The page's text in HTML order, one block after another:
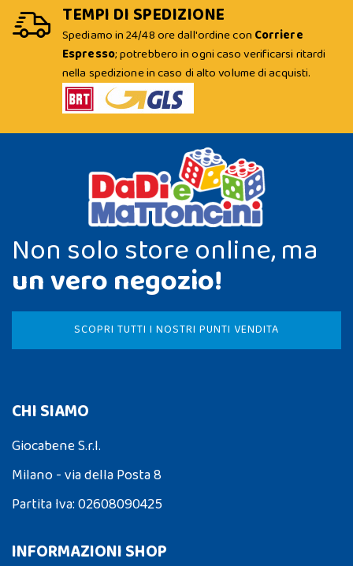
TEMPI DI SPEDIZIONE
Spediamo in 24/48 ore dall'ordine con Corriere
Espresso; potrebbero in ogni caso verificarsi ritardi
nella spedizione in caso di alto volume di acquisti.
Non solo store online, ma
un vero negozio!
SCOPRI TUTTI I NOSTRI PUNTI VENDITA
CHI SIAMO
Giocabene S.r.l.
Milano - via della Posta 8
Partita Iva: 02608090425
INFORMAZIONI SHOP